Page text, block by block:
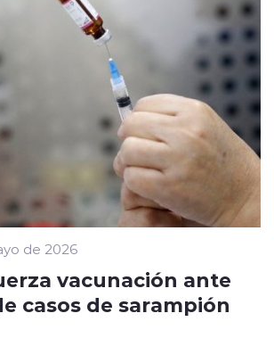
de 2026
vacunación ante
casos de sarampión